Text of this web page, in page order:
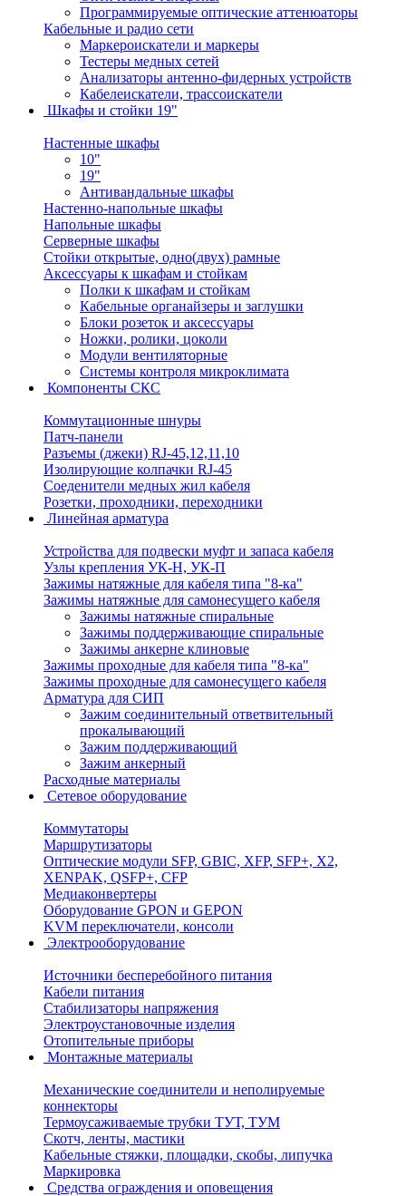
Программируемые оптические аттенюаторы
Кабельные и радио сети
Маркероискатели и маркеры
Тестеры медных сетей
Анализаторы антенно-фидерных устройств
Кабелеискатели, трассоискатели
Шкафы и стойки 19"
Настенные шкафы
10"
19"
Антивандальные шкафы
Настенно-напольные шкафы
Напольные шкафы
Серверные шкафы
Стойки открытые, одно(двух) рамные
Аксессуары к шкафам и стойкам
Полки к шкафам и стойкам
Кабельные органайзеры и заглушки
Блоки розеток и аксессуары
Ножки, ролики, цоколи
Модули вентиляторные
Системы контроля микроклимата
Компоненты СКС
Коммутационные шнуры
Патч-панели
Разъемы (джеки) RJ-45,12,11,10
Изолирующие колпачки RJ-45
Соеденители медных жил кабеля
Розетки, проходники, переходники
Линейная арматура
Устройства для подвески муфт и запаса кабеля
Узлы крепления УК-Н, УК-П
Зажимы натяжные для кабеля типа "8-ка"
Зажимы натяжные для самонесущего кабеля
Зажимы натяжные спиральные
Зажимы поддерживающие спиральные
Зажимы анкерне клиновые
Зажимы проходные для кабеля типа "8-ка"
Зажимы проходные для самонесущего кабеля
Арматура для СИП
Зажим соединительный ответвительный
прокалывающий
Зажим поддерживающий
Зажим анкерный
Расходные материалы
Сетевое оборудование
Коммутаторы
Маршрутизаторы
Оптические модули SFP, GBIC, XFP, SFP+, X2,
XENPAK, QSFP+, CFP
Медиаконвертеры
Оборудование GPON и GEPON
KVM переключатели, консоли
Электрооборудование
Источники бесперебойного питания
Кабели питания
Стабилизаторы напряжения
Электроустановочные изделия
Отопительные приборы
Монтажные материалы
Механические соединители и неполируемые
коннекторы
Термоусаживаемые трубки ТУТ, ТУМ
Скотч, ленты, мастики
Кабельные стяжки, площадки, скобы, липучка
Маркировка
Средства ограждения и оповещения